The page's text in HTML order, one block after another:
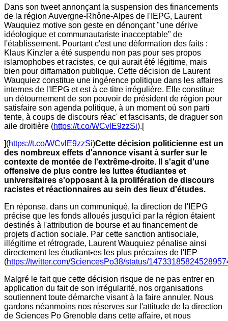
Dans son tweet annonçant la suspension des financements
de la région Auvergne-Rhône-Alpes de l'IEPG, Laurent
Wauquiez motive son geste en dénonçant "une dérive
idéologique et communautariste inacceptable" de
l'établissement. Pourtant c'est une déformation des faits :
Klaus Kinzler a été suspendu non pas pour ses propos
islamophobes et racistes, ce qui aurait été légitime, mais
bien pour diffamation publique. Cette décision de Laurent
Wauquiez constitue une ingérence politique dans les affaires
internes de l'IEPG et est à ce titre irrégulière. Elle constitue
un détournement de son pouvoir de président de région pour
satisfaire son agenda politique, à un moment où son parti
tente, à coups de discours réac' et fascisants, de draguer son
aile droitière (https://t.co/WCvlE9zzSi).[
](https://t.co/WCvlE9zzSi)Cette décision politicienne est un
des nombreux effets d'annonce visant à surfer sur le
contexte de montée de l'extrême-droite. Il s'agit d'une
offensive de plus contre les luttes étudiantes et
universitaires s'opposant à la prolifération de discours
racistes et réactionnaires au sein des lieux d'études.
En réponse, dans un communiqué, la direction de l'IEPG
précise que les fonds alloués jusqu'ici par la région étaient
destinés à l'attribution de bourse et au financement de
projets d'action sociale. Par cette sanction antisociale,
illégitime et rétrograde, Laurent Wauquiez pénalise ainsi
directement les étudiant•es les plus précaires de l'IEP
(https://twitter.com/SciencesPo38/status/
Malgré le fait que cette décision risque de ne pas entrer en
application du fait de son irrégularité, nos organisations
soutiennent toute démarche visant à la faire annuler. Nous
gardons néanmoins nos réserves sur l'attitude de la direction
de Sciences Po Grenoble dans cette affaire, et nous